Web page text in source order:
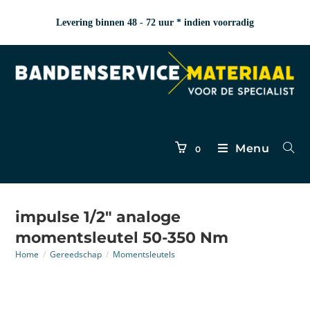
Levering binnen 48 - 72 uur * indien voorradig
0 Menu
impulse 1/2″ analoge
momentsleutel 50-350 Nm
Home / Gereedschap / Momentsleutels